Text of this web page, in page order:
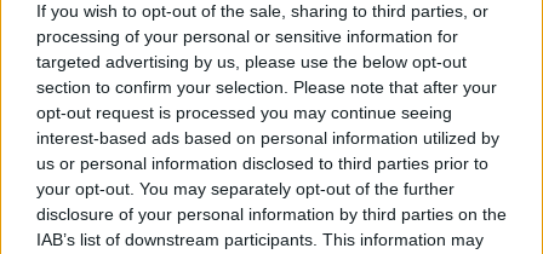
If you wish to opt-out of the sale, sharing to third parties, or
processing of your personal or sensitive information for
targeted advertising by us, please use the below opt-out
section to confirm your selection. Please note that after your
opt-out request is processed you may continue seeing
interest-based ads based on personal information utilized by
us or personal information disclosed to third parties prior to
your opt-out. You may separately opt-out of the further
disclosure of your personal information by third parties on the
IAB’s list of downstream participants. This information may